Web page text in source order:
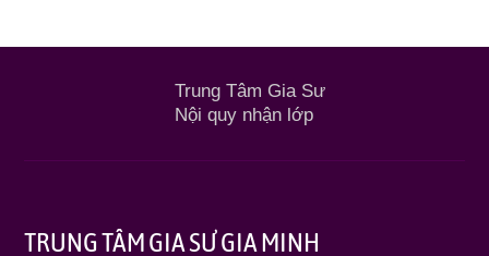
Trung Tâm Gia Sư
Nội quy nhận lớp
TRUNG TÂM GIA SƯ GIA MINH